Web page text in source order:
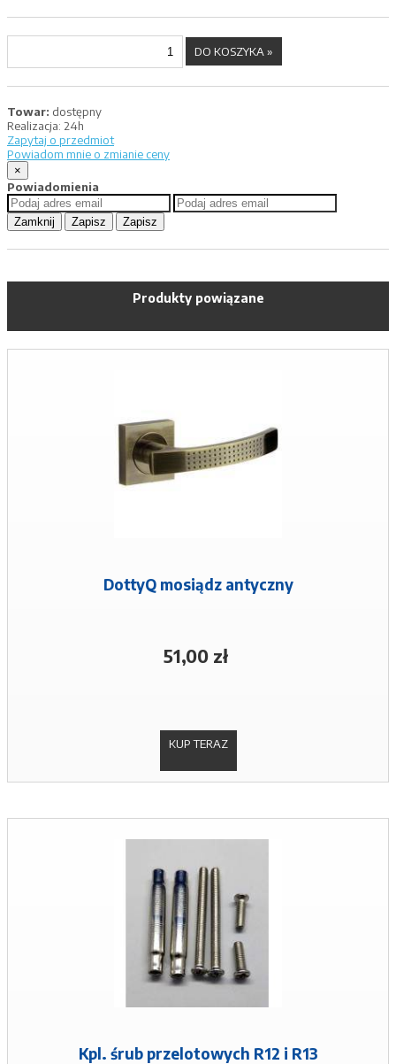
Towar: dostępny
Realizacja: 24h
Zapytaj o przedmiot
Powiadom mnie o zmianie ceny
×
Powiadomienia
Zamknij Zapisz Zapisz
Produkty powiązane
DottyQ mosiądz antyczny
51,00 zł
KUP TERAZ
Kpl. śrub przelotowych R12 i R13